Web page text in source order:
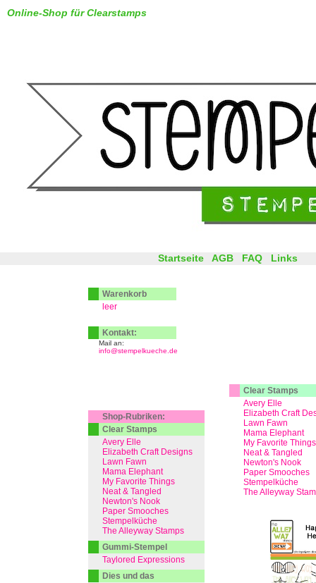
Online-Shop für Clearstamps
Clear Stamps
Avery Elle
Elizabeth Craft
Lawn Fawn
Mama Elephant
My Favorite Things
Neat & Tangled
Newton's Nook
Paper Smooches
Stempelküche
The Alleyway
Startseite AGB FAQ Links
Warenkorb
leer
Kontakt:
Mail an:
info@stempelkueche.de
Shop-Rubriken:
Clear Stamps
Avery Elle
Elizabeth Craft Designs
Lawn Fawn
Mama Elephant
My Favorite Things
Neat & Tangled
Newton's Nook
Paper Smooches
Stempelküche
The Alleyway Stamps
Gummi-Stempel
Taylored Expressions
Dies und das